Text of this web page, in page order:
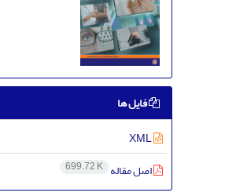
فایل ها
XML
اصل مقاله 699.72 K